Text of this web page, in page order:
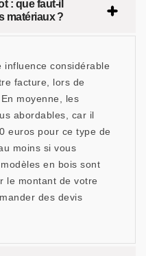
: que faut-il
matériaux ?
influence considérable
facture, lors de
moyenne, les
abordables, car il
euros pour ce type de
moins si vous
en bois sont
le montant de votre
des devis